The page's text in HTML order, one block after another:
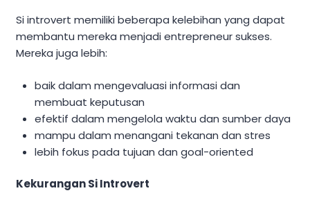
Si introvert memiliki beberapa kelebihan yang dapat
membantu mereka menjadi entrepreneur sukses.
Mereka juga lebih:
baik dalam mengevaluasi informasi dan
membuat keputusan
efektif dalam mengelola waktu dan sumber daya
mampu dalam menangani tekanan dan stres
lebih fokus pada tujuan dan goal-oriented
Kekurangan Si Introvert